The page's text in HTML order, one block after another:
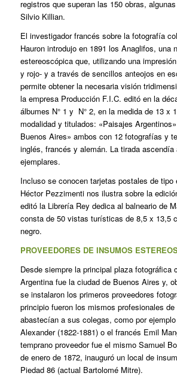
registros que superan las 150 obras,
Silvio Killian.
El investigador francés sobre la fotografía
Hauron introdujo en 1891 los Anaglifos, una
estereoscópica que, utilizando una
y rojo‑ y a través de sencillos anteojos en
permite obtener la necesaria visión
la empresa Producción F.I.C. editó en la
álbumes N° 1 y N° 2, en la medida de 13 x
modalidad y titulados: «Paisajes
Buenos Aires» ambos con 12 fotografías y
inglés, francés y alemán. La tirada
ejemplares.
Incluso se conocen tarjetas postales de tipo
Héctor Pezzimenti nos ilustra sobre la
editó la Librería Rey dedica al balneario de
consta de 50 vistas turísticas de 8,5 x 13,5
negro.
PROVEEDORES DE INSUMOS
Desde siempre la principal plaza fotográfica
Argentina fue la ciudad de Buenos Aires y,
se instalaron los primeros proveedores
principio fueron los mismos profesionales
abastecían a sus colegas, como por
Alexander (1822-1881) o el francés Emil
temprano proveedor fue el mismo Samuel
de enero de 1872, inauguró un local de
Piedad 86 (actual Bartolomé Mitre).